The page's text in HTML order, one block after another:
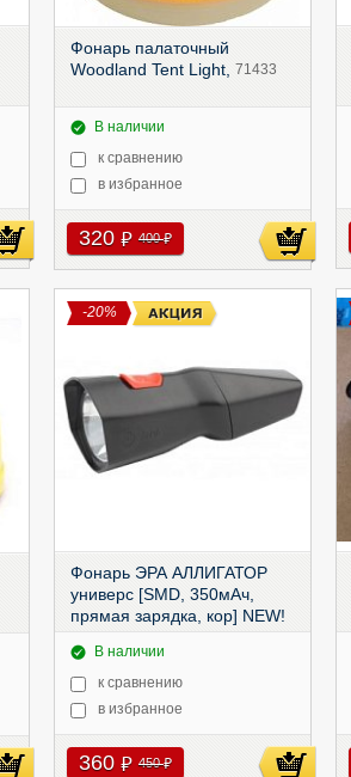
Фонарь палаточный
Woodland Tent Light, 71433
В наличии
к сравнению
в избранное
320 руб 400руб
-20%
Фонарь ЭРА АЛЛИГАТОР
универс [SMD, 350мАч,
прямая зарядка, кор] NEW!
В наличии
к сравнению
в избранное
360 руб 450руб